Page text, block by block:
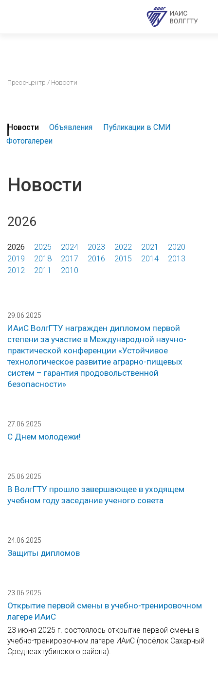
Пресс-центр / Новости
Новости Объявления
Публикации в СМИ
Фотогалереи
Новости
2026
2026 2025 2024 2023 2022 2021
2020
2019
2018 2017 2016 2015 2014
2013
2012
2011 2010
29.06.2025
ИАиС ВолгГТУ награжден дипломом первой
степени за участие в Международной научно-
практической конференции «Устойчивое
технологическое развитие аграрно-пищевых
систем – гарантия продовольственной
безопасности»
27.06.2025
С Днем молодежи!
25.06.2025
В ВолгГТУ прошло завершающее в уходящем
учебном году заседание ученого совета
24.06.2025
Защиты дипломов
23.06.2025
Открытие первой смены в учебно-тренировочном
лагере ИАиС
23 июня 2025 г. состоялось открытие первой смены в
учебно-тренировочном лагере ИАиС (посёлок Сахарный
Среднеахтубинского района).